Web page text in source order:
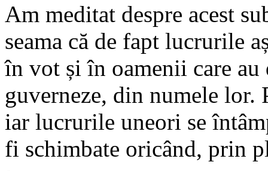
Am meditat despre acest
seama că de fapt lucrurile
în vot și în oamenii care au
guverneze, din numele lor.
iar lucrurile uneori se
fi schimbate oricând, prin